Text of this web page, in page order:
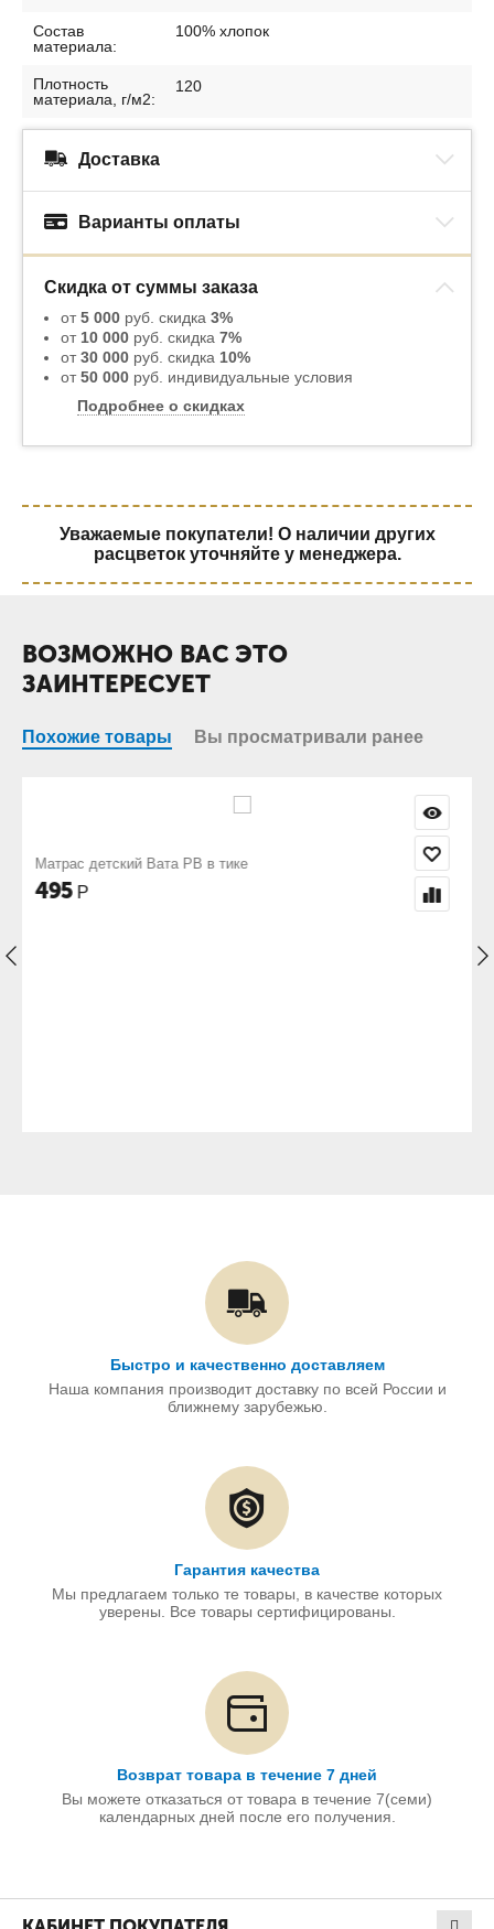
Состав
материала:
100% хлопок
Плотность
материала, г/м2:
120
Доставка
Варианты оплаты
Скидка от суммы заказа
от5 000 руб. скидка 3%
от 10 000 руб. скидка 7%
от30 000 руб. скидка 10%
от50 000 руб. индивидуальные условия
Подробнее о скидках
Уважаемые покупатели! О наличии других
расцветок уточняйте у менеджера.
ВОЗМОЖНО ВАС ЭТО
ЗАИНТЕРЕСУЕТ
Похожие товары Вы просматривали ранее
Комплект постельного белья бязь
Быстро и качественно доставляем
Наша компания производит доставку по всей России и
ближнему зарубежью.
Гарантия качества
Мы предлагаем только те товары, в качестве которых
уверены. Все товары сертифицированы.
Возврат товара в течение 7 дней
Вы можете отказаться от товара в течение 7(семи)
календарных дней после его получения.